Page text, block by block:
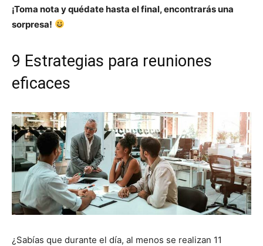
¡Toma nota y quédate hasta el final, encontrarás una
sorpresa!
9 Estrategias para reuniones
eficaces
¿Sabías que durante el día, al menos se realizan 11